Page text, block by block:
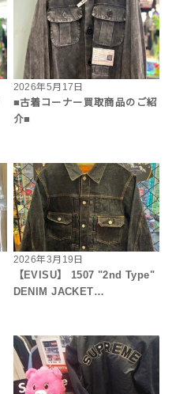
2026年5月17日
■古着コーナー買取商品のご紹
介■
2026年3月19日
【EVISU】 1507 "2nd Type"
DENIM JACKET…